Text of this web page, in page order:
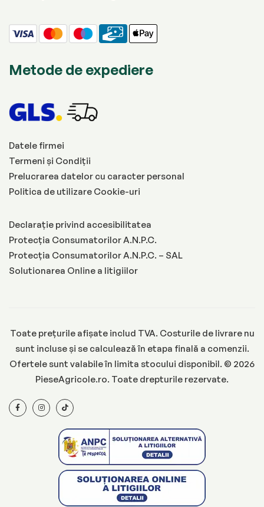
Metode de expediere
Datele firmei
Termeni și Condiții
Prelucrarea datelor cu caracter personal
Politica de utilizare Cookie-uri
Declarație privind accesibilitatea
Protecția Consumatorilor A.N.P.C.
Protecția Consumatorilor A.N.P.C. – SAL
Solutionarea Online a litigiilor
Toate prețurile afișate includ TVA. Costurile de livrare nu
sunt incluse și se calculează în etapa finală a comenzii.
Ofertele sunt valabile în limita stocului disponibil. © 2026
PieseAgricole.ro. Toate drepturile rezervate.